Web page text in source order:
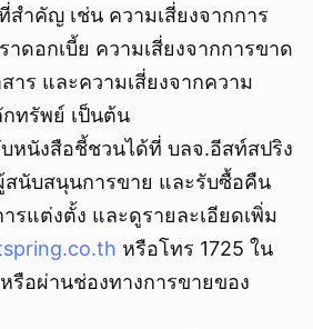
สำคัญ เช่น ความเสี่ยงจากการ
าดอกเบี้ย ความเสี่ยงจากการขาด
าร และความเสี่ยงจากความ
ทรัพย์ เป็นต้น
หนังสือชี้ชวนได้ที่ บลจ.อีสท์สปริง
สนับสนุนการขาย และรับซื้อคืน
รแต่งตั้ง และดูรายละเอียดเพิ่ม
หรือโทร 1725 ใน
รือผ่านช่องทางการขายของ